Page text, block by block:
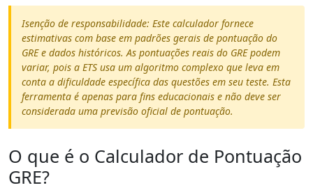
Isenção de responsabilidade: Este calculador fornece
estimativas com base em padrões gerais de pontuação do
GRE e dados históricos. As pontuações reais do GRE podem
variar, pois a ETS usa um algoritmo complexo que leva em
conta a dificuldade específica das questões em seu teste. Esta
ferramenta é apenas para fins educacionais e não deve ser
considerada uma previsão oficial de pontuação.
O que é o Calculador de Pontuação
GRE?